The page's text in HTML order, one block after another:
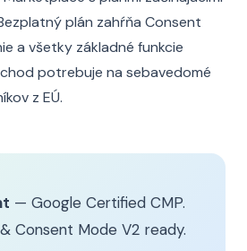
plán zahŕňa Consent
a všetky základné funkcie
potrebuje na sebavedomé
z EÚ.
— Google Certified CMP.
Consent Mode V2 ready.